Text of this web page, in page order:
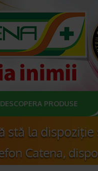
DESCOPERA PRODUSE